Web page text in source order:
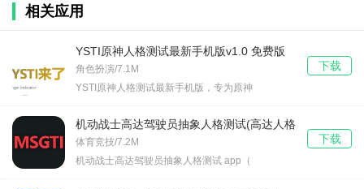
相关应用
YSTI原神人格测试最新手机版v1.0 免费版
角色扮演/7.1M
YSTI原神人格测试最新手机版，专为原神
下载
机动战士高达驾驶员抽象人格测试(高达人格
测试app)v1.0 安卓版
体育竞技/7.2M
机动战士高达驾驶员抽象人格测试 app（
下载